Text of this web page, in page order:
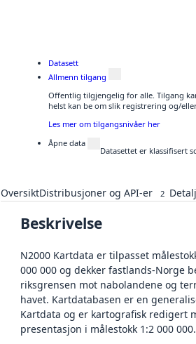
Datasett
Allmenn tilgang
Offentlig tilgjengelig for alle. Tilgang
helst kan be om slik registrering og/
Les mer om tilgangsnivåer her
Åpne data
Datasettet er klassifisert
OversiktDistribusjoner og API-er 2
Beskrivelse
N2000 Kartdata er tilpasset
000 000 og dekker fastlands-Norge
riksgrensen mot nabolandene og
havet. Kartdatabasen er en
Kartdata og er kartografisk redigert
presentasjon i målestokk 1:2 000 000.